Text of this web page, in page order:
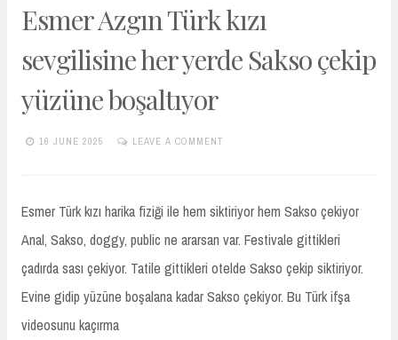
Esmer Azgın Türk kızı
sevgilisine her yerde Sakso çekip
yüzüne boşaltıyor
16 JUNE 2025
LEAVE A COMMENT
Esmer Türk kızı harika fiziği ile hem siktiriyor hem Sakso çekiyor
Anal, Sakso, doggy, public ne ararsan var. Festivale gittikleri
çadırda sası çekiyor. Tatile gittikleri otelde Sakso çekip siktiriyor.
Evine gidip yüzüne boşalana kadar Sakso çekiyor. Bu Türk ifşa
videosunu kaçırma